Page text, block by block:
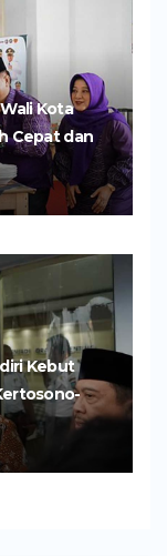
Kota
Cepat dan
Kebut